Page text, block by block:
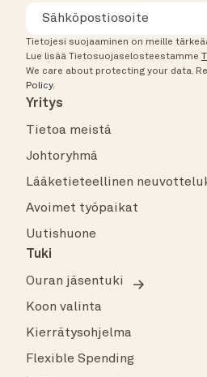
Tietojesi suojaaminen on meille
Lue lisää Tietosuojaselosteestamme
We care about protecting your data.
Policy.
Yritys
Tietoa meistä
Johtoryhmä
Lääketieteellinen
Avoimet työpaikat
Uutishuone
Tuki
Ouran jäsentuki
Koon valinta
Kierrätysohjelma
Flexible Spending